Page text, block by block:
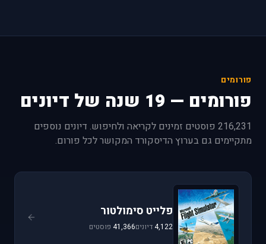
פורומים
פורומים — 19 שנה של דיונים
216,231 פוסטים זמינים לקריאה ולחיפוש. דיונים נוספים
מתקיימים גם בערוץ הדיסקורד המקושר לכל פורום.
פלייט סימולטור
4,122דיונים41,366 פוסטים